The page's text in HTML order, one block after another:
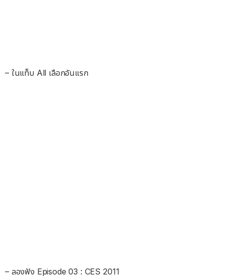
– ในแท็บ All เลือกอันแรก
– ลองฟัง Episode 03 : CES 2011